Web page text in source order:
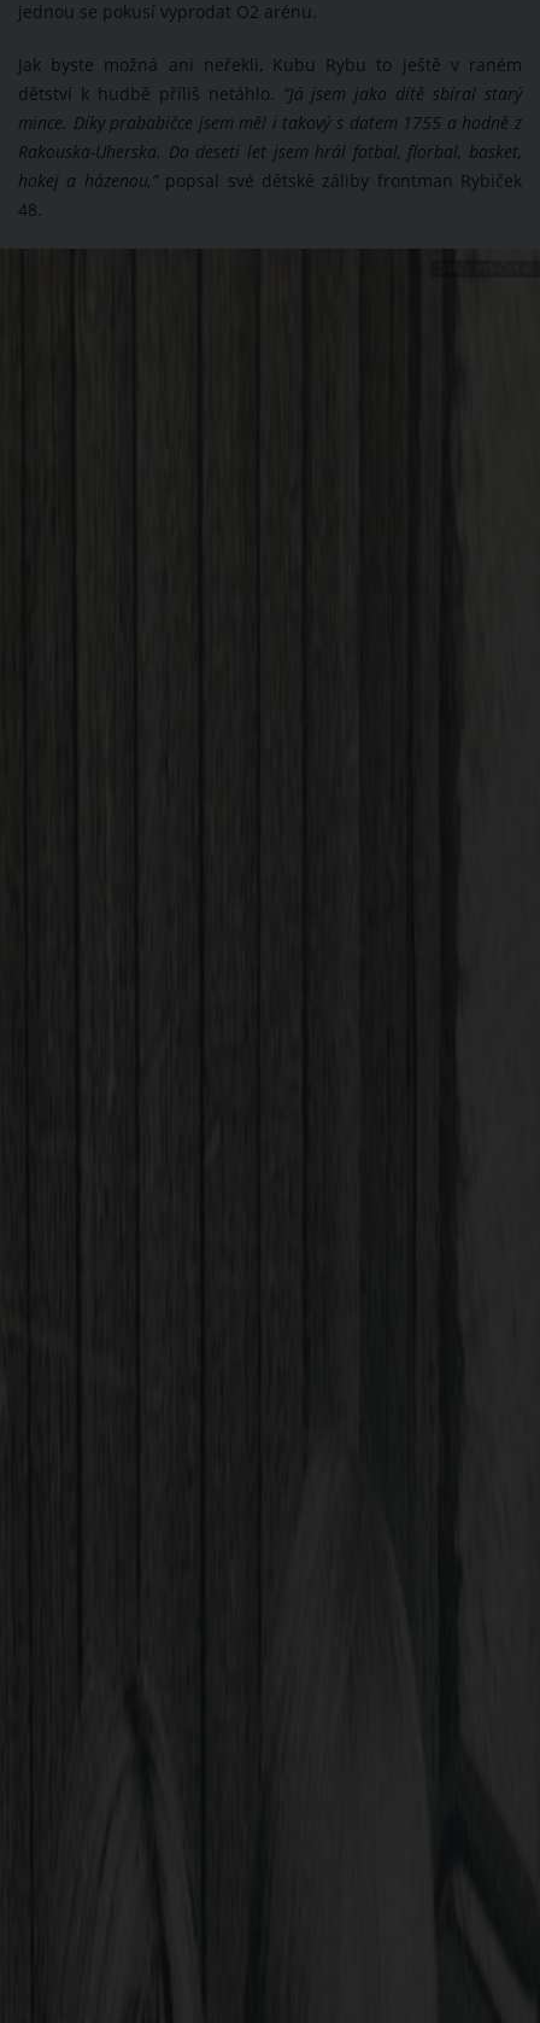
jednou se pokusí vyprodat O2 arénu.
Jak byste možná ani neřekli, Kubu Rybu to ještě v raném
dětství k hudbě příliš netáhlo. “Já jsem jako dítě sbíral starý
mince. Díky prababičce jsem měl i takový s datem 1755 a hodně z
Rakouska-Uherska. Do deseti let jsem hrál fotbal, florbal, basket,
hokej a házenou,”popsal své dětské záliby frontman Rybiček
48.